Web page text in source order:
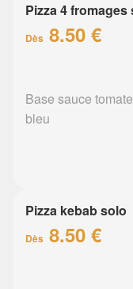
Pizza 4 fromages
Dès 8.50 €
Base sauce
bleu
Pizza kebab solo
Dès 8.50 €